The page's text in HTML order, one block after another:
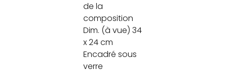
de la
composition
Dim. (à vue) 34
x 24 cm
Encadré sous
verre